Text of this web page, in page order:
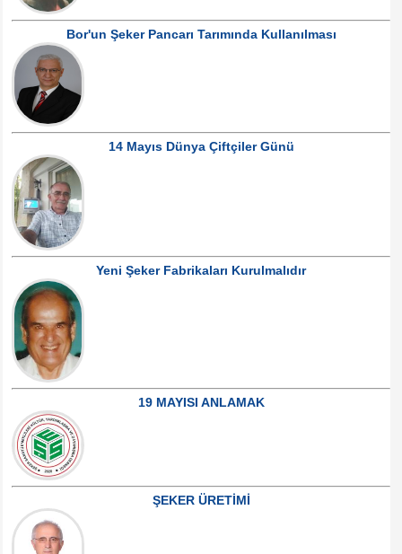
Bor'un Şeker Pancarı Tarımında Kullanılması
14 Mayıs Dünya Çiftçiler Günü
Yeni Şeker Fabrikaları Kurulmalıdır
19 MAYISI ANLAMAK
ŞEKER ÜRETİMİ